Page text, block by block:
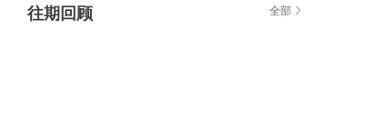
往期回顾 全部